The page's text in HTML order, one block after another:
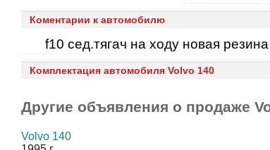
Коментарии к автомобилю
f10 сед.тягач на ходу новая
Комплектация автомобиля Volvo 140
Другие объявления о продаже
Volvo 140